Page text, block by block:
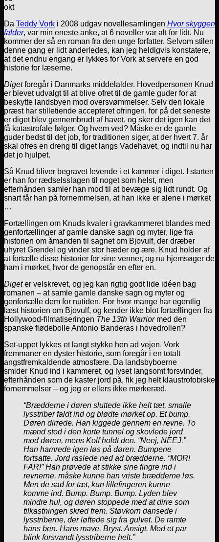
okt
Da Teddy Vork i 2008 udgav novellesamlingen Hvor skyggen
falder, var min eneste anke, at 6 noveller var alt for lidt. Nu
kommer der så en roman fra den unge forfatter. Selvom stilen
denne gang er lidt anderledes, kan jeg heldigvis konstatere,
at det endnu engang er lykkes for Vork at servere en god
historie for læserne.
Digetforegår i Danmarks middelalder. Hovedpersonen Knud
er blevet udvalgt til at blive ofret til de gamle guder for at
beskytte landsbyen mod oversvømmelser. Selv den lokale
præst har stilletiende accepteret ofringen, for på det seneste
er diget blev gennembrudt af havet, og sker det igen kan det
få katastrofale følger. Og hvem ved? Måske er de gamle
guder bedst til det job, for traditionen siger, at der hvert 7. år
skal ofres en dreng til diget langs Vadehavet, og indtil nu har
det jo hjulpet.
Så Knud bliver begravet levende i et kammer i diget. I starten
er han for rædselsslagen til noget som helst, men
efterhånden samler han mod til at bevæge sig lidt rundt. Og
snart får han på fornemmelsen, at han ikke er alene i mørket
…
Fortællingen om Knuds kvaler i gravkammeret blandes med
genfortællinger af gamle danske sagn og myter, lige fra
historien om åmanden til sagnet om Bjovulf, der dræber
uhyret Grendel og vinder stor hæder og ære. Knud holder af
at fortælle disse historier for sine venner, og nu hjemsøger de
ham i mørket, hvor de genopstår en efter en.
Digeter velskrevet, og jeg kan rigtig godt lide idéen bag
romanen – at samle gamle danske sagn og myter og
genfortælle dem for nutiden. For hvor mange har egentlig
læst historien om Bjovulf, og kender ikke blot fortællingen fra
Hollywood-filmatiseringen The 13th Warriormed den
spanske flødebolle Antonio Banderas i hovedrollen?
Set-uppet lykkes et langt stykke hen ad vejen. Vork
fremmaner en dyster historie, som foregår i en totalt
angstfremkaldende atmosfære. Da landsbyboerne
smider Knud ind i kammeret, og lyset langsomt forsvinder,
efterhånden som de kaster jord på, fik jeg helt klaustrofobiske
fornemmelser – og jeg er ellers ikke mørkeræd.
“Brædderne i døren sluttede ikke helt tæt, smalle
lysstriber faldt ind og blødte mørket op. Et bump.
Døren dirrede. Han kiggede gennem en revne. To
mænd stod i den korte tunnel og skovlede jord
mod døren, mens Kolf holdt den. “Neej, NEEJ.”
Han hamrede igen løs på døren. Bumpene
fortsatte. Jord raslede ned ad brædderne. “MOR!
FAR!” Han prøvede at stikke sine fingre ind i
revnerne, måske kunne han vriste brædderne løs.
Men de sad for tæt, kun lillefingeren kunne
komme ind. Bump. Bump. Bump. Lyden blev
mindre hul, og døren stoppede med at dirre som
tilkastningen skred frem. Støvkorn dansede i
lysstriberne, der løftede sig fra gulvet. De ramte
hans ben. Hans mave. Bryst. Ansigt. Med et par
blink forsvandt lysstriberne helt.”